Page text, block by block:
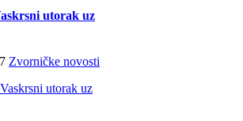
utorak uz
Zvorničke novosti